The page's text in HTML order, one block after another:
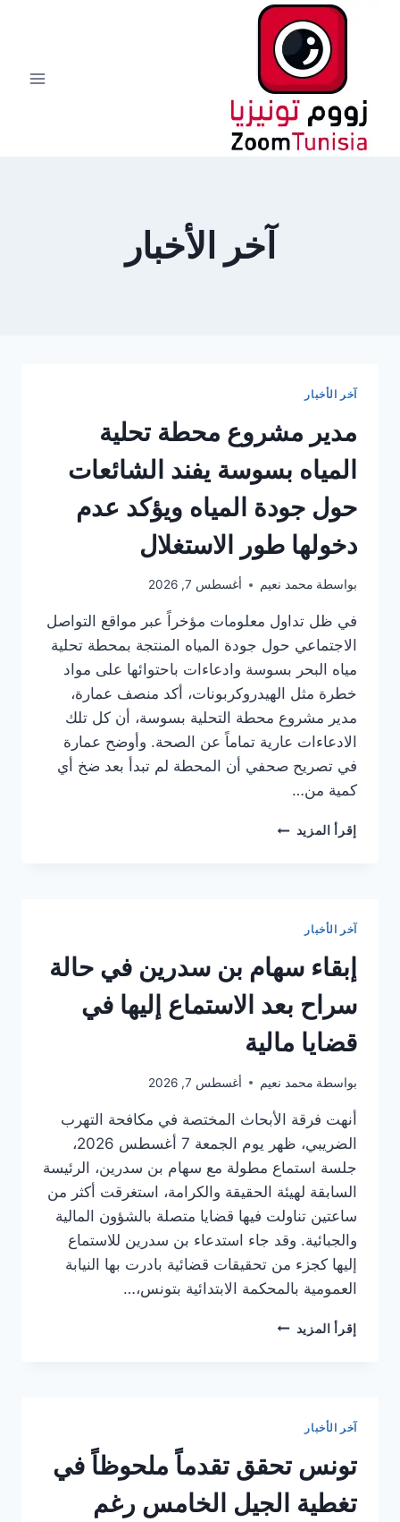
آخر الأخبار
آخر الأخبار
مدير مشروع محطة تحلية
المياه بسوسة يفند الشائعات
حول جودة المياه ويؤكد عدم
دخولها طور الاستغلال
بواسطة محمد نعيم أغسطس 7, 2026
في ظل تداول معلومات مؤخراً عبر مواقع التواصل
الاجتماعي حول جودة المياه المنتجة بمحطة تحلية
مياه البحر بسوسة وادعاءات باحتوائها على مواد
خطرة مثل الهيدروكربونات، أكد منصف عمارة،
مدير مشروع محطة التحلية بسوسة، أن كل تلك
الادعاءات عارية تماماً عن الصحة. وأوضح عمارة
في تصريح صحفي أن المحطة لم تبدأ بعد ضخ أي
كمية من…
إقرأ المزيد مدير
الشائعات
حول
المياه
ويؤكد
عدم
طور
الاستغلال
آخر الأخبار
إبقاء سهام بن سدرين في حالة
سراح بعد الاستماع إليها في
قضايا مالية
بواسطة محمد نعيم أغسطس 7, 2026
أنهت فرقة الأبحاث المختصة في مكافحة التهرب
الضريبي، ظهر يوم الجمعة 7 أغسطس 2026،
جلسة استماع مطولة مع سهام بن سدرين، الرئيسة
السابقة لهيئة الحقيقة والكرامة، استغرقت أكثر من
ساعتين تناولت فيها قضايا متصلة بالشؤون المالية
والجبائية. وقد جاء استدعاء بن سدرين للاستماع
إليها كجزء من تحقيقات قضائية بادرت بها النيابة
العمومية بالمحكمة الابتدائية بتونس،…
إقرأ المزيد إبقاء
الاستماع
إليها
في
آخر الأخبار
تونس تحقق تقدماً ملحوظاً في
تغطية الجيل الخامس رغم